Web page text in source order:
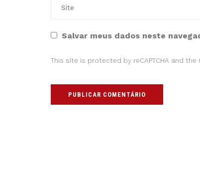
Salvar meus dados neste
This site is protected by reCAPTCHA and the